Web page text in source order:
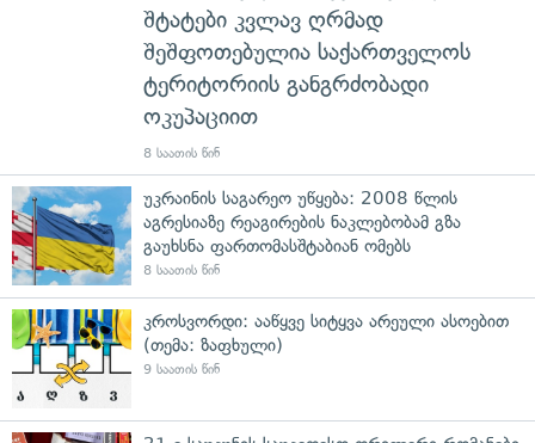
შტატები კვლავ ღრმად
შეშფოთებულია საქართველოს
ტერიტორიის განგრძობადი
ოკუპაციით
8 საათის წინ
უკრაინის საგარეო უწყება: 2008 წლის
აგრესიაზე რეაგირების ნაკლებობამ გზა
გაუხსნა ფართომასშტაბიან ომებს
8 საათის წინ
კროსვორდი: ააწყვე სიტყვა არეული ასოებით
(თემა: ზაფხული)
9 საათის წინ